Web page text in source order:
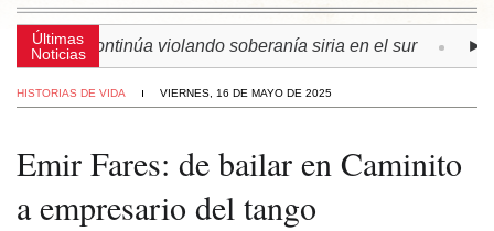
Últimas
Noticias
israelí continúa violando soberanía siria en el sur ►
HISTORIAS DE VIDA VIERNES, 16 DE MAYO DE 2025
Emir Fares: de bailar en Caminito
a empresario del tango